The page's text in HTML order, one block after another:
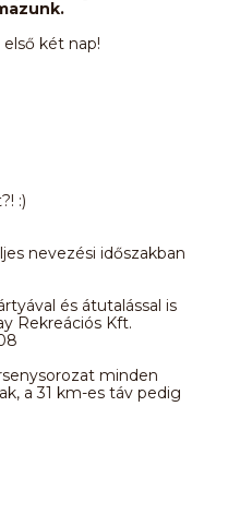
első két nap!
:)
nevezési időszakban
és átutalással is
Rekreációs Kft.
minden
a 31 km-es táv pedig